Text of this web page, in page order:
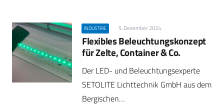
INDUSTRIE 5. Dezember 2024
Flexibles Beleuchtungskonzept
für Zelte, Container & Co.
Der LED- und Beleuchtungsexperte
SETOLITE Lichttechnik GmbH aus dem
Bergischen…